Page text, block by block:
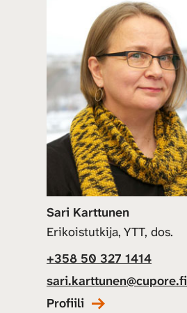
Sari Karttunen
Erikoistutkija, YTT, dos.
+358 50 327 1414
sari.karttunen@cupore.fi
Profiili